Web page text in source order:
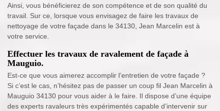
Ainsi, vous bénéficierez de son compétence et de son qualité du
travail. Sur ce, lorsque vous envisagez de faire les travaux de
nettoyage de votre façade dans le 34130, Jean Marcelin est à
votre service.
Effectuer les travaux de ravalement de façade à
Mauguio.
Est-ce que vous aimerez accomplir l’entretien de votre façade ?
Si c’est le cas, n’hésitez pas de passer un coup fil Jean Marcelin à
Mauguio 34130 pour vous aider à le faire. Il dispose d’une équipe
des experts ravaleurs très expérimentés capable d’intervenir sur